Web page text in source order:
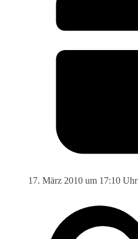
17. März 2010 um 17:10 Uhr